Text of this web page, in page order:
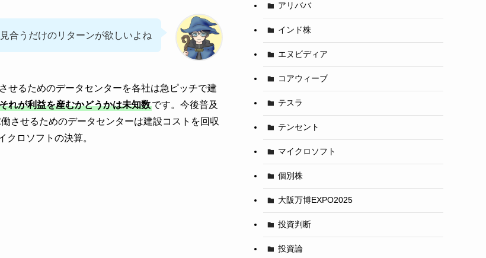
合うだけのリターンが欲しいよね
せるためのデータセンターを各社は急ピッチで建
れが利益を産むかどうかは未知数です。今後普及
させるためのデータセンターは建設コストを回収
ロソフトの決算。
アリババ
インド株
エヌビディア
コアウィーブ
テスラ
テンセント
マイクロソフト
個別株
大阪万博EXPO2025
投資判断
投資論